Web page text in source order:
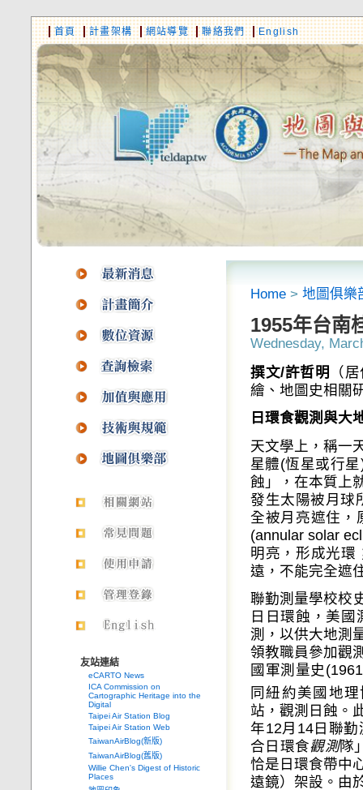
首頁 計畫架構 網站導覽 聯絡我們 English
友站連結
eCARTO News
ICA Commission on
Cartographic Heritage into the
Digital
Taipei Air Station Blog
Taipei Air Station Web
TaiwanAirBlog(新版)
TaiwanAirBlog(舊版)
Willie Chen's Digest of Historic
Places
Home > 地圖俱樂
1955年台南
Wednesday,
撰文/許哲明
（
繪、地圖史相關
日環食觀測與大
天文學上，稱一
星體(恆星或行
蝕」，在本質上
發生太陽被月球
全被月亮遮住，
(annular solar
明亮，形成光環
遠，不能完全遮
聯勤測量學校校
日日環蝕，美
測，以供大地測
領教職員參加觀
國軍測量史
同紐約美國地理
站，觀測日蝕。
年12月14日聯
合日環食觀測隊
恰是日環食帶中
遠鏡）架設。由